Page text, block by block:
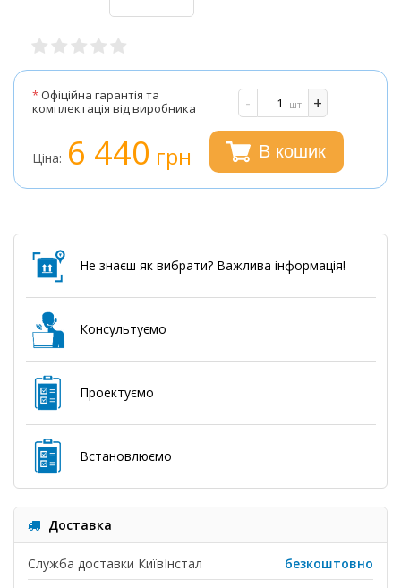
*Офіційна гарантія та
комплектація від виробника
- +
шт.
Ціна: 6 440 грн В кошик
Не знаєш як вибрати? Важлива інформація!
Консультуємо
Проектуємо
Встановлюємо
Доставка
Служба доставки КиївІнстал
безкоштовно